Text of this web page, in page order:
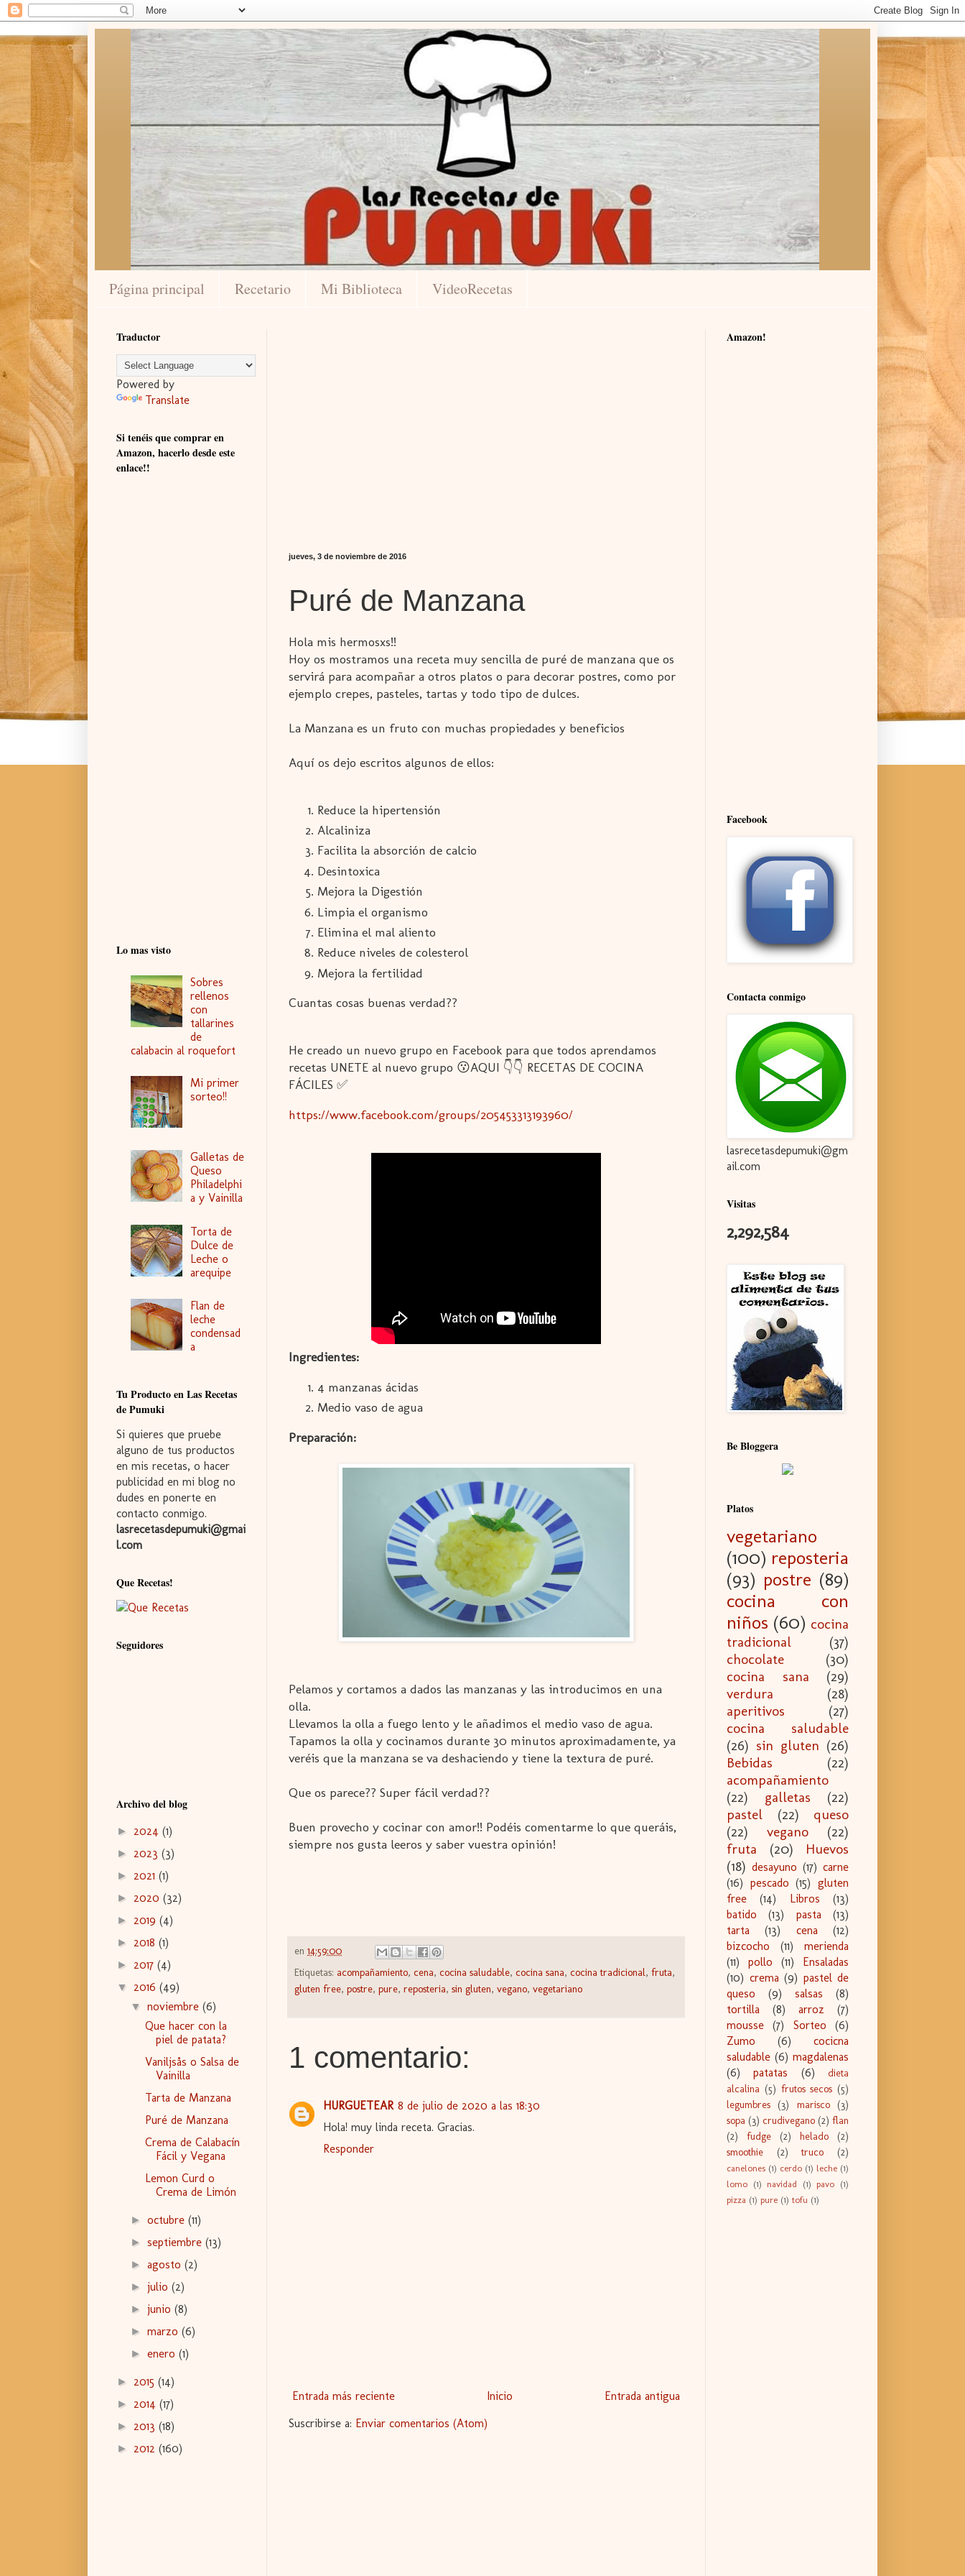
Página principal Recetario Mi Biblioteca VideoRecetas
jueves, 3 de noviembre de 2016
Puré de Manzana
Hola mis hermosxs!!
Hoy os mostramos una receta muy sencilla de puré de manzana que os
servirá para acompañar a otros platos o para decorar postres, como por
ejemplo crepes, pasteles, tartas y todo tipo de dulces.
La Manzana es un fruto con muchas propiedades y beneficios
Aquí os dejo escritos algunos de ellos:
Reduce la hipertensión
Alcaliniza
Facilita la absorción de calcio
Desintoxica
Mejora la Digestión
Limpia el organismo
Elimina el mal aliento
Reduce niveles de colesterol
Mejora la fertilidad
Cuantas cosas buenas verdad??
He creado un nuevo grupo en Facebook para que todos aprendamos
recetas UNETE al nuevo grupo 😗AQUI 👇👇 RECETAS DE COCINA
FÁCILES ✅
https://www.facebook.com/groups/205453313193960/
Ingredientes:
4 manzanas ácidas
Medio vaso de agua
Preparación:
Pelamos y cortamos a dados las manzanas y las introducimos en una
olla.
Llevamos la olla a fuego lento y le añadimos el medio vaso de agua.
Tapamos la olla y cocinamos durante 30 minutos aproximadamente, ya
veréis que la manzana se va deshaciendo y tiene la textura de puré.
Que os parece?? Super fácil verdad??
Buen provecho y cocinar con amor!! Podéis comentarme lo que queráis,
siempre nos gusta leeros y saber vuestra opinión!
en 14:59:00
Etiquetas: acompañamiento, cena, cocina saludable, cocina sana, cocina tradicional, fruta,
gluten free, postre, pure, reposteria, sin gluten, vegano, vegetariano
1 comentario:
HURGUETEAR 8 de julio de 2020 a las 18:30
Hola! muy linda receta. Gracias.
Responder
Entrada más reciente Entrada antigua
Inicio
Suscribirse a: Enviar comentarios (Atom)
Traductor
Powered by
Translate
Si tenéis que comprar en
Amazon, hacerlo desde este
enlace!!
Lo mas visto
Sobres
rellenos
con
tallarines
de
calabacin al roquefort
Mi primer
sorteo!!
Galletas de
Queso
Philadelphi
a y Vainilla
Torta de
Dulce de
Leche o
arequipe
Flan de
leche
condensad
a
Tu Producto en Las Recetas
de Pumuki
Si quieres que pruebe
alguno de tus productos
en mis recetas, o hacer
publicidad en mi blog no
dudes en ponerte en
contacto conmigo.
lasrecetasdepumuki@gmai
l.com
Que Recetas!
Seguidores
Archivo del blog
► 2024 (1)
► 2023 (3)
► 2021 (1)
► 2020 (32)
► 2019 (4)
► 2018 (1)
► 2017 (4)
▼ 2016 (49)
▼noviembre(6)
Que hacer con la
piel de patata?
Vaniljsås o Salsa de
Vainilla
Tarta de Manzana
Puré de Manzana
Crema de Calabacín
Fácil y Vegana
Lemon Curd o
Crema de Limón
►octubre(11)
►septiembre(13)
►agosto(2)
►julio(2)
►junio(8)
►marzo(6)
►enero(1)
► 2015 (14)
► 2014 (17)
► 2013 (18)
► 2012 (160)
Amazon!
Facebook
Contacta conmigo
lasrecetasdepumuki@gm
ail.com
Visitas
2,292,584
Be Bloggera
Platos
vegetariano
(100) reposteria
(93) postre (89)
cocina con
niños (60) cocina
tradicional
(37)
chocolate
(30)
cocina sana
(29)
verdura
(28)
aperitivos
(27)
cocina saludable
(26) sin gluten (26)
Bebidas
(22)
acompañamiento
(22)
galletas
(22)
pastel
(22)
queso
(22)
vegano
(22)
fruta
(20)
Huevos
(18) desayuno (17) carne
(16) pescado (15) gluten
free
(14) Libros
(13)
batido
(13) pasta
(13)
tarta
(13) cena
(12)
bizcocho
(11)
merienda
(11)
pollo (11)
Ensaladas
(10) crema (9) pastel de
queso
(9) salsas
(8)
tortilla
(8) arroz
(7)
mousse
(7) Sorteo
(6)
Zumo
(6)
cocicna
saludable (6) magdalenas
(6)
patatas (6)
dieta
alcalina (5) frutos secos (5)
legumbres (3) marisco (3)
sopa (3) crudivegano (2) flan
(2)
fudge (2) helado
(2)
smoothie
(2) truco (2)
canelones (1) cerdo (1) leche (1)
lomo (1) navidad (1) pavo (1)
pizza (1) pure (1) tofu (1)